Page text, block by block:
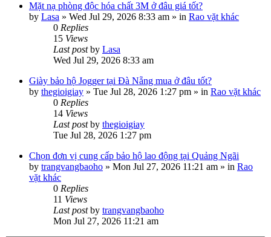
Mặt nạ phòng độc hóa chất 3M ở đâu giá tốt?
by Lasa » Wed Jul 29, 2026 8:33 am » in Rao vặt khác
0 Replies
15 Views
Last postby Lasa
Wed Jul 29, 2026 8:33 am
Giày bảo hộ Jogger tại Đà Nẵng mua ở đâu tốt?
by thegioigiay » Tue Jul 28, 2026 1:27 pm » in Rao vặt khác
0 Replies
14 Views
Last postby thegioigiay
Tue Jul 28, 2026 1:27 pm
Chọn đơn vị cung cấp bảo hộ lao động tại Quảng Ngãi
by trangvangbaoho » Mon Jul 27, 2026 11:21 am » in Rao
vặt khác
0 Replies
11 Views
Last postby trangvangbaoho
Mon Jul 27, 2026 11:21 am